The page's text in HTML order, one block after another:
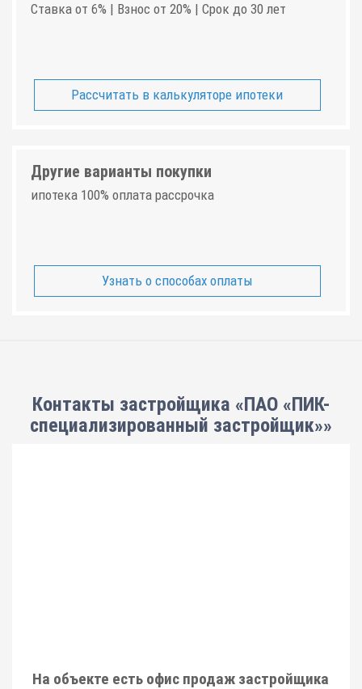
Ставка от 6% | Взнос от 20% | Срок до 30 лет
Рассчитать в калькуляторе ипотеки
Другие варианты покупки
ипотека 100% оплата рассрочка
Узнать о способах оплаты
Контакты застройщика «ПАО «ПИК-
специализированный застройщик»»
На объекте есть офис продаж застройщика